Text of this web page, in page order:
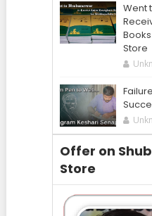
Went
Store
Offer on
Store